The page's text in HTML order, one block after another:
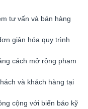
tư vấn và bán hàng
giản hóa quy trình
cách mở rộng phạm
và khách hàng tại
cộng với biển báo kỹ